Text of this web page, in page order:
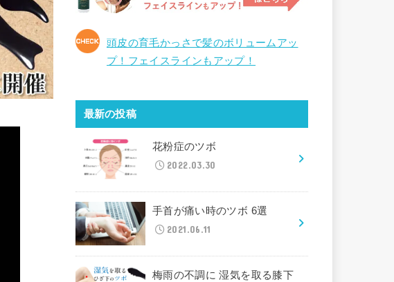
頭皮の育毛かっさで髪のボリュームアッ
プ！フェイスラインもアップ！
最新の投稿
花粉症のツボ
2022.03.30
手首が痛い時のツボ 6選
2021.06.11
梅雨の不調に 湿気を取る膝下